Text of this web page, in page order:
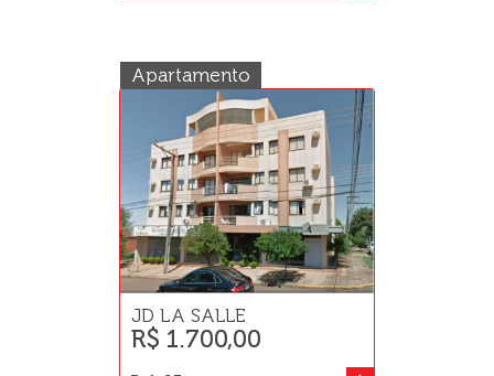
Apartamento
JD LA SALLE
R$ 1.700,00